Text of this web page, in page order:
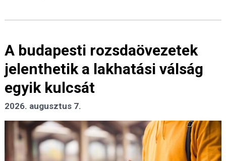
A budapesti rozsdaövezetek
jelenthetik a lakhatási válság
egyik kulcsát
2026. augusztus 7.